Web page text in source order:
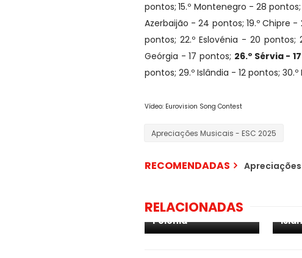
pontos; 15.º Montenegro - 28
Azerbaijão - 24 pontos; 19.º Chipre -
pontos; 22.º Eslovénia - 20 pontos;
Geórgia - 17 pontos; 26.º Sérvia -
pontos; 29.º Islândia - 12 pontos; 30.º
Vídeo: Eurovision Song Contest
Apreciações Musicais - ESC 2025
RECOMENDADAS Apreciações
RELACIONADAS
Musicais - ESC 2025:
Polónia